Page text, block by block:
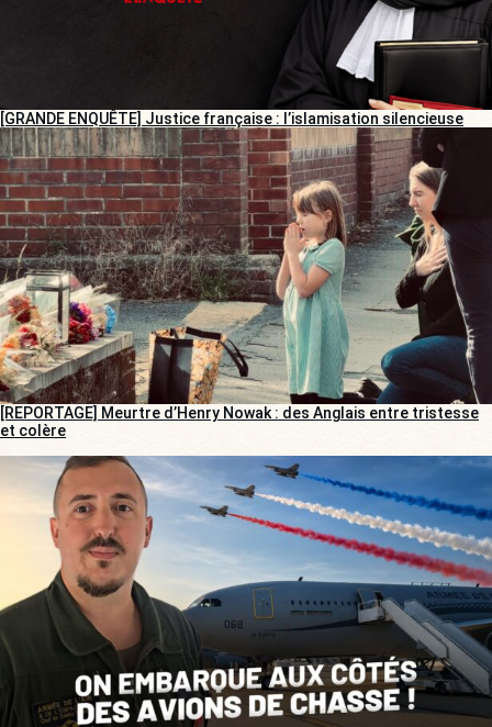
[GRANDE ENQUÊTE] Justice française : l’islamisation silencieuse
[REPORTAGE] Meurtre d’Henry Nowak : des Anglais entre tristesse
et colère